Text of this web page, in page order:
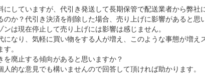
にしていますが、代引き発送して長期保管で配送業者から弊
のか？代引き決済を削除した場合、売り上げに影響があると思
ンは現在停止して売り上げには影響は感じません。
になり、気軽に買い物をする人が増え、このような事態が増
。
を廃止する傾向があると思いますか？
人的な意見でも構いませんので回答して頂ければ助かります。